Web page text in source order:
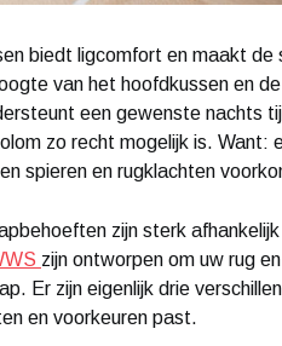
biedt ligcomfort en maakt
van het hoofdkussen en
een gewenste nachts
zo recht mogelijk is. Want:
spieren en rugklachten
zijn sterk
zijn ontworpen om uw rug
Er zijn eigenlijk drie
en voorkeuren past.